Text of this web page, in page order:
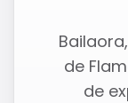
de
de